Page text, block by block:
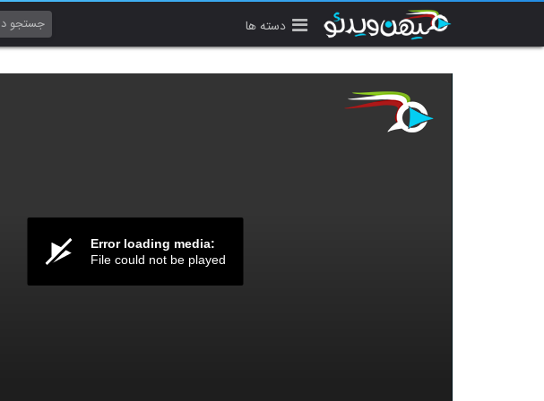
دسته ها
Error loading media:
File could not be played